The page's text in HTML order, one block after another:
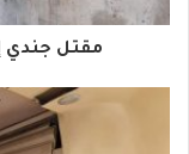
ا
مقتل جندي